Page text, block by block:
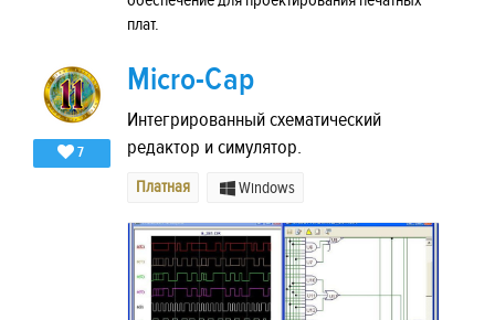
плат.
7
Micro-Cap
Интегрированный схематический
редактор и симулятор.
Платная Windows